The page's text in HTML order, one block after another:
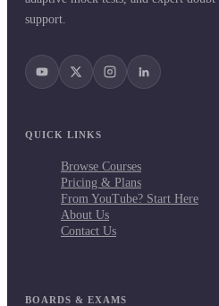
support.
QUICK LINKS
Browse Courses
Pricing & Plans
From YouTube? Start Here
About Us
Contact Us
BOARDS & EXAMS